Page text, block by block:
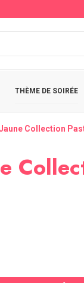
THÈME DE SOIRÉE
Collection